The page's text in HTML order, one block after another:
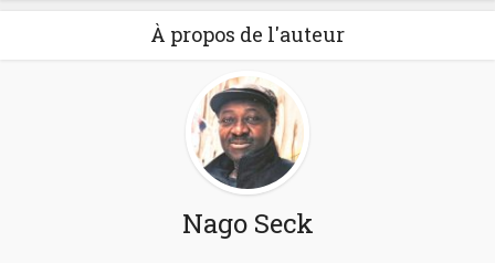
À propos de l'auteur
Nago Seck